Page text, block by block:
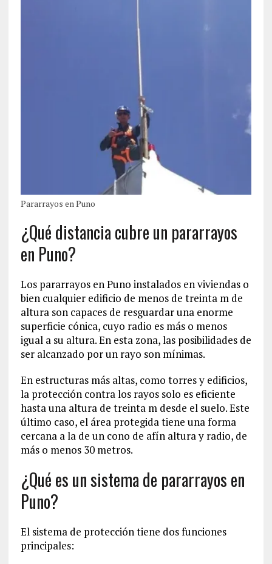
Pararrayos en Puno
¿Qué distancia cubre un pararrayos
en Puno?
Los pararrayos en Puno instalados en viviendas o
bien cualquier edificio de menos de treinta m de
altura son capaces de resguardar una enorme
superficie cónica, cuyo radio es más o menos
igual a su altura. En esta zona, las posibilidades de
ser alcanzado por un rayo son mínimas.
En estructuras más altas, como torres y edificios,
la protección contra los rayos solo es eficiente
hasta una altura de treinta m desde el suelo. Este
último caso, el área protegida tiene una forma
cercana a la de un cono de afín altura y radio, de
más o menos 30 metros.
¿Qué es un sistema de pararrayos en
Puno?
El sistema de protección tiene dos funciones
principales: